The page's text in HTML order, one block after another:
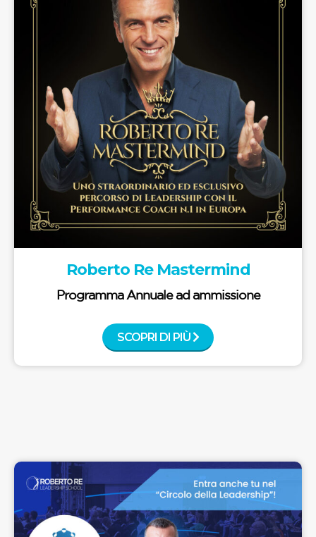
Roberto Re Mastermind
Programma Annuale ad ammissione
SCOPRI DI PIÙ